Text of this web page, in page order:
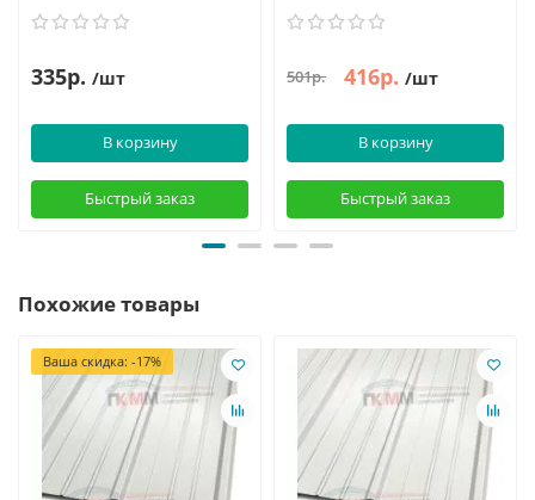
335р. /шт
В корзину
Быстрый заказ
501р. 416р. /шт
В корзину
Быстрый заказ
Похожие товары
Ваша скидка: -17%